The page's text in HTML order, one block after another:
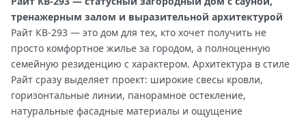
тренажерным залом и выразительной архитектурой
Райт КВ-293 — это дом для тех, кто хочет получить не
просто комфортное жилье за городом, а полноценную
семейную резиденцию с характером. Архитектура в стиле
Райт сразу выделяет проект: широкие свесы кровли,
горизонтальные линии, панорамное остекление,
натуральные фасадные материалы и ощущение